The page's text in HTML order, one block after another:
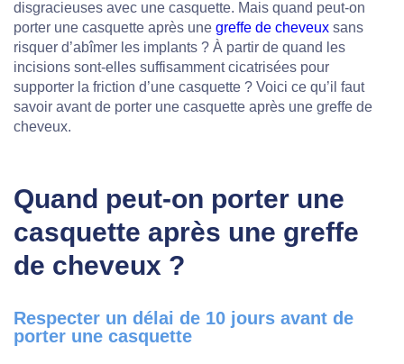
disgracieuses avec une casquette. Mais quand peut-on
porter une casquette après une greffe de cheveux sans
risquer d’abîmer les implants ? À partir de quand les
incisions sont-elles suffisamment cicatrisées pour
supporter la friction d’une casquette ? Voici ce qu’il faut
savoir avant de porter une casquette après une greffe de
cheveux.
Quand peut-on porter une
casquette après une greffe
de cheveux ?
Respecter un délai de 10 jours avant de
porter une casquette